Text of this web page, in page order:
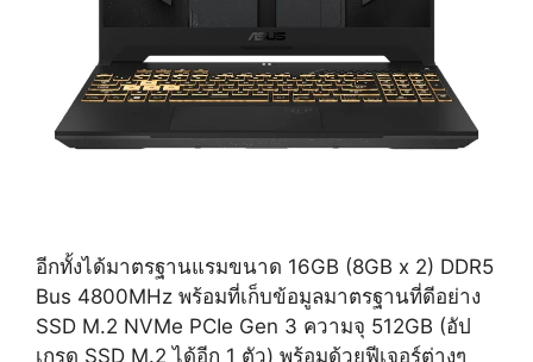
อีกทั้งได้มาตรฐานแรมขนาด 16GB (8GB x 2) DDR5
Bus 4800MHz พร้อมที่เก็บข้อมูลมาตรฐานที่ดีอย่าง
SSD M.2 NVMe PCIe Gen 3 ความจุ 512GB (อัป
เกรด SSD M.2 ได้อีก 1 ตัว) พร้อมด้วยฟีเจอร์ต่างๆ